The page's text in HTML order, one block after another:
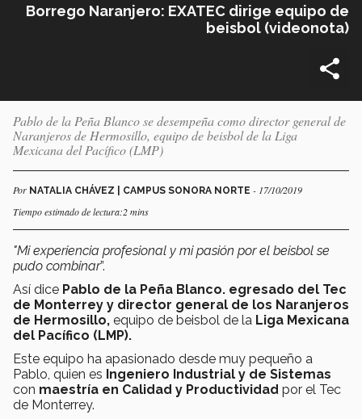
Borrego Naranjero: EXATEC dirige equipo de
beisbol (videonota)
Pablo de la Peña Blanco se desempeña como director general de
Naranjeros de Hermosillo, equipo de beisbol de la Liga
Mexicana del Pacífico (LMP)
Por NATALIA CHÁVEZ | CAMPUS SONORA NORTE - 17/10/2019
Tiempo estimado de lectura:2 mins
"Mi experiencia profesional y mi pasión por el beisbol se
pudo combinar”.
Así dice Pablo de la Peña Blanco. egresado del Tec
de Monterrey y director general de los Naranjeros
de Hermosillo, equipo de beisbol de la Liga Mexicana
del Pacífico (LMP).
Este equipo ha apasionado desde muy pequeño a
Pablo, quien es Ingeniero Industrial y de Sistemas
con maestría en Calidad y Productividad por el Tec
de Monterrey.